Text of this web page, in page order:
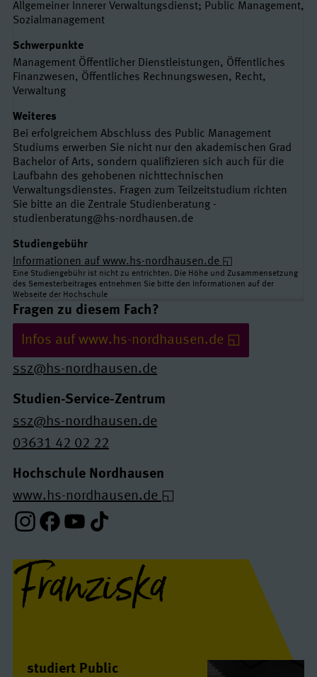
Allgemeiner Innerer Verwaltungsdienst; Public Management,
Sozialmanagement
Schwerpunkte
Management Öffentlicher Dienstleistungen, Öffentliches
Finanzwesen, Öffentliches Rechnungswesen, Recht,
Verwaltung
Weiteres
Bei erfolgreichem Abschluss des Public Management
Studiums erwerben Sie nicht nur den akademischen Grad
Bachelor of Arts, sondern qualifizieren sich auch für die
Laufbahn des gehobenen nichttechnischen
Verwaltungsdienstes. Fragen zum Teilzeitstudium richten
Sie bitte an die Zentrale Studienberatung -
studienberatung@hs-nordhausen.de
Studiengebühr
Informationen auf www.hs-nordhausen.de
Eine Studiengebühr ist nicht zu entrichten. Die Höhe und Zusammensetzung
des Semesterbeitrages entnehmen Sie bitte den Informationen auf der
Webseite der Hochschule
Links und Kontakte
Fragen zu diesem Fach?
Infos auf www.hs-nordhausen.de
ssz@hs-nordhausen.de
Studien-Service-Zentrum
ssz@hs-nordhausen.de
03631 42 02 22
Hochschule Nordhausen
www.hs-nordhausen.de
Instagram-Profil
Facebook-Profil
Youtube-Profil
Tiktok-Profil
Interview(s)
Franziska
studiert Public